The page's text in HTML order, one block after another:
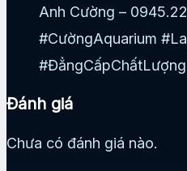
Anh Cường –
#CườngAquarium
Đánh giá
Chưa có đánh giá nào.